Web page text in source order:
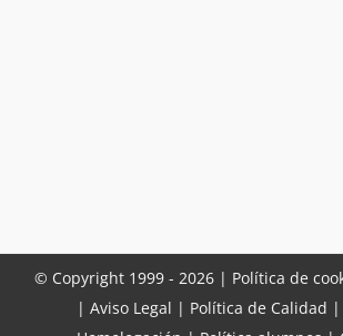
© Copyright 1999 - 2026 | Política de
| Aviso Legal | Política de Calidad |